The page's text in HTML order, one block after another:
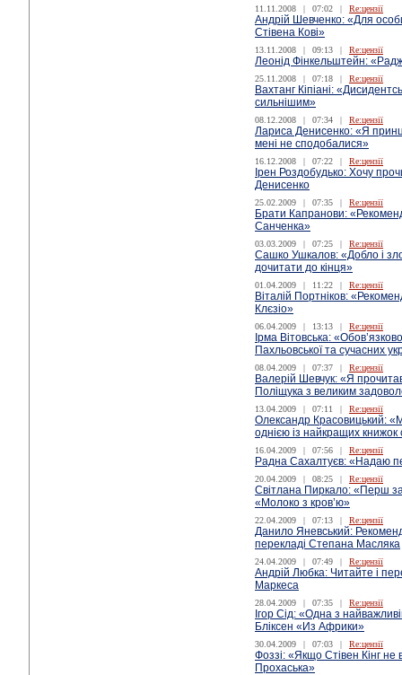
11.11.2008 | 07:02 | Re:цензії
Андрій Шевченко: «Для
Стівена Кові»
13.11.2008 | 09:13 | Re:цензії
Леонід Фінкельштейн:
25.11.2008 | 07:18 | Re:цензії
Вахтанг Кіпіані:
сильнішим»
08.12.2008 | 07:34 | Re:цензії
Лариса Денисенко: «Я
мені не сподобалися»
16.12.2008 | 07:22 | Re:цензії
Ірен Роздобудько: Хочу
Денисенко
25.02.2009 | 07:35 | Re:цензії
Брати Капранови:
Санченка»
03.03.2009 | 07:25 | Re:цензії
Сашко Ушкалов: «Добло і
дочитати до кінця»
01.04.2009 | 11:22 | Re:цензії
Віталій Портніков:
Клєзіо»
06.04.2009 | 13:13 | Re:цензії
Ірма Вітовська:
Пахльовської та сучасних
08.04.2009 | 07:37 | Re:цензії
Валерій Шевчук: «Я
Поліщука з великим
13.04.2009 | 07:11 | Re:цензії
Олександр Красовицький:
однією із найкращих книжок
16.04.2009 | 07:56 | Re:цензії
Радна Сахалтуєв: «Надаю
20.04.2009 | 08:25 | Re:цензії
Світлана Пиркало: «Перш
«Молоко з кров’ю»
22.04.2009 | 07:13 | Re:цензії
Данило Яневський:
перекладі Степана Масляка
24.04.2009 | 07:49 | Re:цензії
Андрій Любка: Читайте і
Маркеса
28.04.2009 | 07:35 | Re:цензії
Ігор Сід: «Одна з
Бліксен «Из Африки»
30.04.2009 | 07:03 | Re:цензії
Фоззі: «Якщо Стівен Кінг
Прохаська»